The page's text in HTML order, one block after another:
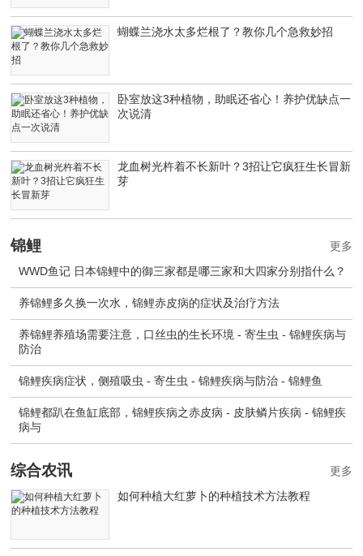
蝴蝶兰浇水太多烂根了？教你几个急救妙招
卧室放这3种植物，助眠还省心！养护优缺点一
次说清
龙血树光杵着不长新叶？3招让它疯狂生长冒新
芽
锦鲤
WWD鱼记 日本锦鲤中的御三家都是哪三家和大四家分别指什么？
养锦鲤多久换一次水，锦鲤赤皮病的症状及治疗方法
养锦鲤养殖场需要注意，口丝虫的生长环境 - 寄生虫 - 锦鲤疾病与
防治
锦鲤疾病症状，侧殖吸虫 - 寄生虫 - 锦鲤疾病与防治 - 锦鲤鱼
锦鲤都趴在鱼缸底部，锦鲤疾病之赤皮病 - 皮肤鳞片疾病 - 锦鲤疾
病与
更多
综合农讯
如何种植大红萝卜的种植技术方法教程
更多